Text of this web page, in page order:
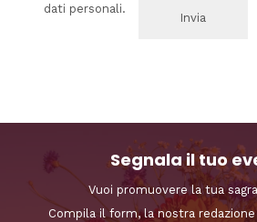
dati personali.
Segnala il tuo
Vuoi promuovere la tua
Compila il form, la nostra